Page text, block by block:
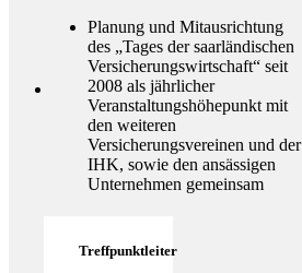
Planung und Mitausrichtung
des „Tages der saarländischen
Versicherungswirtschaft“ seit
2008 als jährlicher
Veranstaltungshöhepunkt mit
den weiteren
Versicherungsvereinen und der
IHK, sowie den ansässigen
Unternehmen gemeinsam
Treffpunktleiter